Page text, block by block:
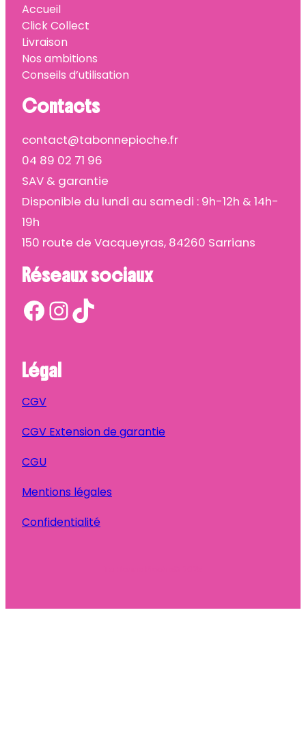
Accueil
Click Collect
Livraison
Nos ambitions
Conseils d’utilisation
Contacts
contact@tabonnepioche.fr
04 89 02 71 96
SAV & garantie
Disponible du lundi au samedi : 9h-12h & 14h-
19h
150 route de Vacqueyras, 84260 Sarrians
Réseaux sociaux
Facebook InstagramTikTok
Légal
CGV
CGV Extension de garantie
CGU
Mentions légales
Confidentialité